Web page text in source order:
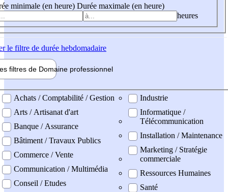
minimale (en heure) Durée maximale (en heure)
heures
le filtre de durée hebdomadaire
filtres de Domaine professionnel
professionel
Achats / Comptabilité / Gestion
Arts / Artisanat d'art
Banque / Assurance
Bâtiment / Travaux Publics
Commerce / Vente
Communication / Multimédia
Conseil / Etudes
Industrie
Informatique /
Télécommunication
Installation / Maintenance
Marketing / Stratégie
commerciale
Ressources Humaines
Santé